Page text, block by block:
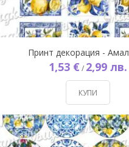
Принт декорация -
1,53 € / 2,99 лв.
КУПИ